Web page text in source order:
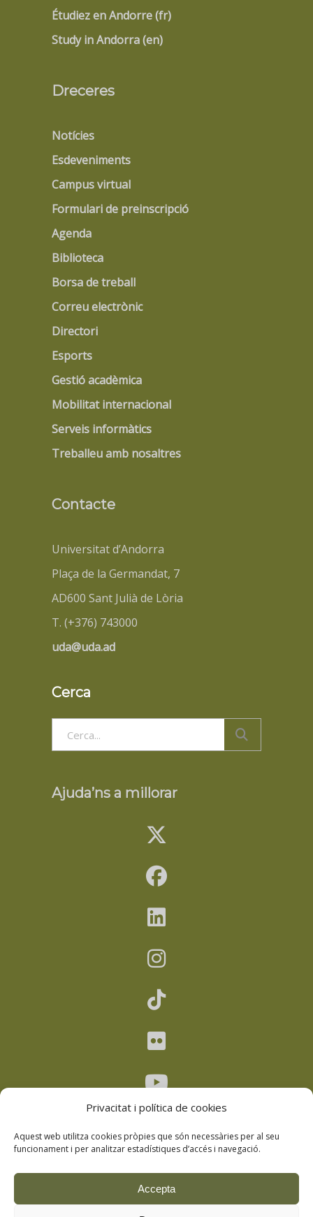
Privacitat i política de cookies
Aquest web utilitza cookies pròpies que són necessàries per al seu
funcionament i per analitzar estadístiques d’accés i navegació.
Accepta
Étudiez en Andorre (fr)
Study in Andorra (en)
Dreceres
Notícies
Esdeveniments
Campus virtual
Formulari de preinscripció
Agenda
Biblioteca
Borsa de treball
Correu electrònic
Directori
Esports
Gestió acadèmica
Mobilitat internacional
Serveis informàtics
Treballeu amb nosaltres
Contacte
Universitat d’Andorra
Plaça de la Germandat, 7
AD600 Sant Julià de Lòria
T. (+376) 743000
uda@uda.ad
Cerca
Ajuda’ns a millorar
Política de privacitat
Política de cookies–Política de drets